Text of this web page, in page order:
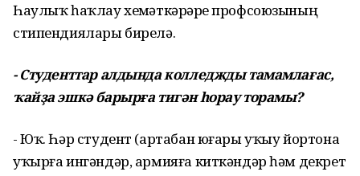
Һаулыҡ һаҡлау хеҙмәткәрҙәре профсоюзының
стипендиялары бирелә.
- Студенттар алдында колледжды тамамлағас,
ҡайҙа эшкә барырға тигән һорау торамы?
- Юҡ. Һәр студент (артабан юғары уҡыу йортона
уҡырға ингәндәр, армияға киткәндәр һәм декрет